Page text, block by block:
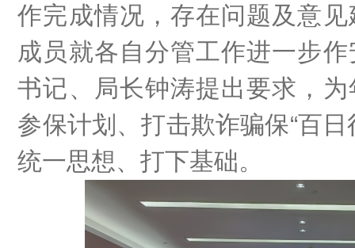
作完成情况，存在问题及意
成员就各自分管工作进一步
书记、局长钟涛提出要求，
参保计划、打击欺诈骗保“百日
统一思想、打下基础。